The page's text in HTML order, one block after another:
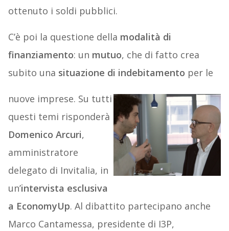
ottenuto i soldi pubblici.
C’è poi la questione della modalità di
finanziamento: un mutuo, che di fatto crea
subito una situazione di indebitamento per le
nuove imprese. Su tutti
questi temi risponderà
Domenico Arcuri,
amministratore
delegato di Invitalia, in
un’intervista esclusiva
a EconomyUp. Al dibattito partecipano anche
Marco Cantamessa, presidente di I3P,